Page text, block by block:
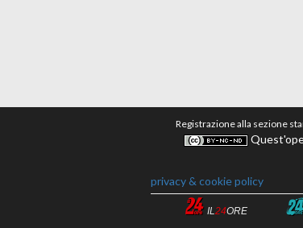
Registrazione alla sezione
privacy & cookie policy
IL24ORE